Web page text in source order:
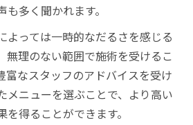
多く聞かれます。
よっては一時的なだるさを感じる
無理のない範囲で施術を受けるこ
富なスタッフのアドバイスを受け
メニューを選ぶことで、より高い
得ることができます。